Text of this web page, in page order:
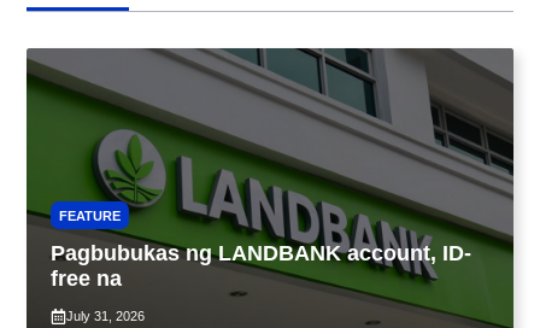
FEATURE
Pagbubukas ng LANDBANK account, ID-
free na
July 31, 2026